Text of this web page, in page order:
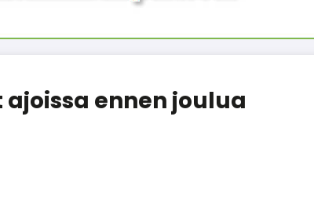
ennen joulua